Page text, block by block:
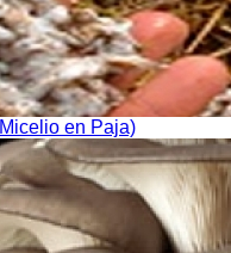
en Paja)